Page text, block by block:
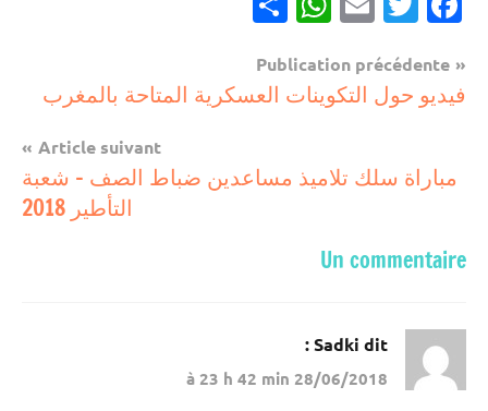
1 وما
Navigation
de
Publication précédente
فيديو حول التكوينات العسكرية المتاحة بالمغرب
Article suivant
مباراة سلك تلاميذ مساعدين ضباط الصف – شعبة
التأطير 2018
Un commentaire
Sadki dit :
28/06/2018 à 23 h 42 min